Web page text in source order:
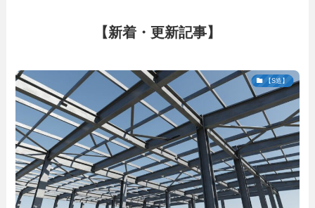
【新着・更新記事】
【S造】